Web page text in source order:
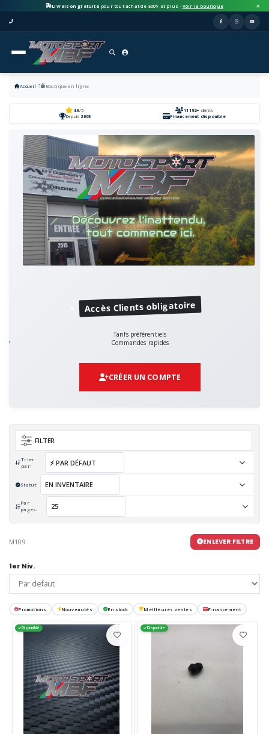
Livraison gratuite pour tout achat de 500$ et plus · Voir la boutique
Accueil Boutique en ligne
4.5/5 11192+ clients
Depuis 2005 Financement disponible
Accès Clients obligatoire
Tarifs préférentiels
Commandes rapides
CRÉER UN COMPTE
FILTER
Trier
par:
Statut:
Par
pages:
M109 ENLEVER FILTRE
1er Niv.
Promotions Nouveautés En stock Meilleures ventes Financement
Disponible Disponible